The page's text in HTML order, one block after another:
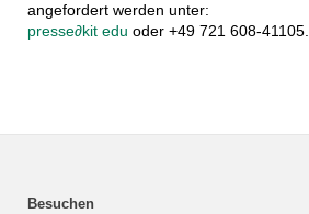
angefordert werden unter:
presse∂kit edu oder +49 721 608-41105.
Besuchen